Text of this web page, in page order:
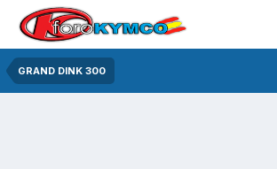
GRAND DINK 300